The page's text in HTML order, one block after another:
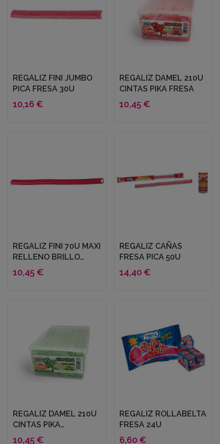
REGALIZ FINI JUMBO
PICA FRESA 30U
10,16 €
REGALIZ DAMEL 210U
CINTAS PIKA FRESA
10,45 €
REGALIZ FINI 70U MAXI
RELLENO BRILLO
FRESA
10,45 €
REGALIZ CAÑAS
FRESA PICA 50U
14,40 €
REGALIZ DAMEL 210U
CINTAS PIKA
MANZANA
10,45 €
REGALIZ ROLLABELTA
FRESA 24U
6,60 €